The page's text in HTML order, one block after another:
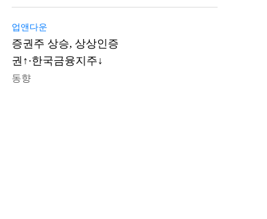
업앤다운
증권주 상승, 상상인증
권↑·한국금융지주↓
동향